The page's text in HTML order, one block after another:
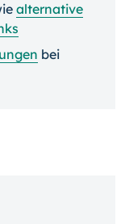
alternative
bei